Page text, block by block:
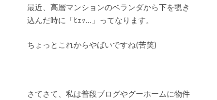
最近、高層マンションのベランダから下を覗き
込んだ時に「ﾋｪｯ…」ってなります。
ちょっとこれからやばいですね(苦笑)
さてさて、私は普段ブログやグーホームに物件